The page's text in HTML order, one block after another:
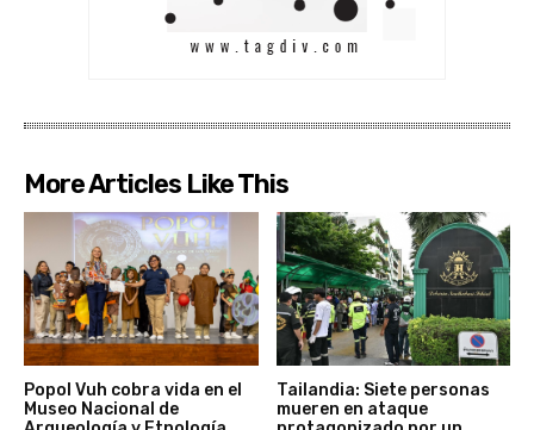
More Articles Like This
Popol Vuh cobra vida en el
Museo Nacional de
Tailandia: Siete personas
mueren en ataque